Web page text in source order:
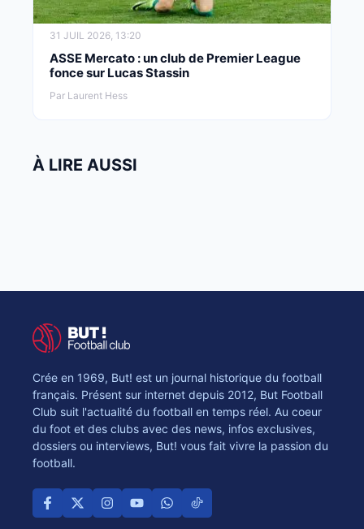
31 JUIL 2026, 13:20
ASSE Mercato : un club de Premier League
fonce sur Lucas Stassin
Par Laurent Hess
À LIRE AUSSI
Crée en 1969, But! est un journal historique du football
français. Présent sur internet depuis 2012, But Football
Club suit l'actualité du football en temps réel. Au coeur
du foot et des clubs avec des news, infos exclusives,
dossiers ou interviews, But! vous fait vivre la passion du
football.